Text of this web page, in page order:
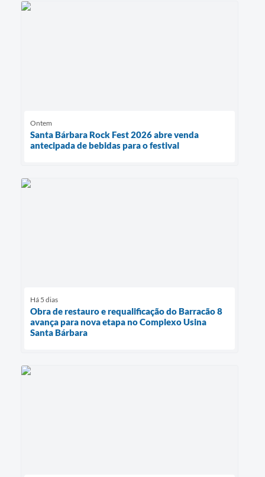
Ontem
Santa Bárbara Rock Fest 2026 abre venda
antecipada de bebidas para o festival
Há 5 dias
Obra de restauro e requalificação do Barracão 8
avança para nova etapa no Complexo Usina
Santa Bárbara